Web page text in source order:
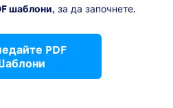
шаблони, за да започнете.
PDF